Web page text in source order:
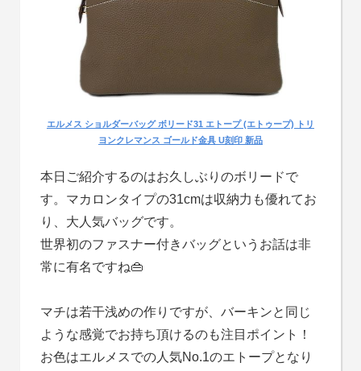
エルメス ショルダーバッグ ボリード31 エトープ (エトゥープ) トリ
ヨンクレマンス ゴールド金具 U刻印 新品
本日ご紹介するのはお久しぶりのボリードで
す。マカロンタイプの31cmは収納力も優れてお
り、大人気バッグです。
世界初のファスナー付きバッグというお話は非
常に有名ですね👜
マチは若干浅めの作りですが、バーキンと同じ
ような感覚でお持ち頂けるのも注目ポイント！
お色はエルメスでの人気No.1のエトープとなり